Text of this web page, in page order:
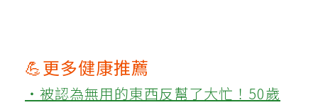
💪更多健康推薦
‧被認為無用的東西反幫了大忙！50歲